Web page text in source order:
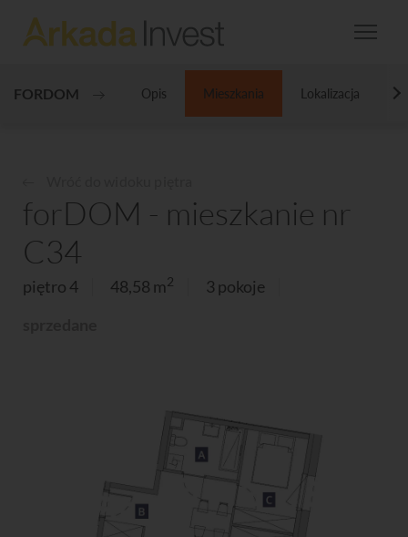
FORDOM Opis Mieszkania Lokalizacja
forDOM - mieszkanie nr
C34
piętro 4 48,58 m2
3 pokoje